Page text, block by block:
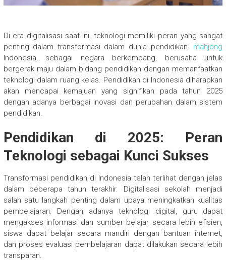
Di era digitalisasi saat ini, teknologi memiliki peran yang sangat
penting dalam transformasi dalam dunia pendidikan. mahjong
Indonesia, sebagai negara berkembang, berusaha untuk
bergerak maju dalam bidang pendidikan dengan memanfaatkan
teknologi dalam ruang kelas. Pendidikan di Indonesia diharapkan
akan mencapai kemajuan yang signifikan pada tahun 2025
dengan adanya berbagai inovasi dan perubahan dalam sistem
pendidikan.
Pendidikan di 2025: Peran
Teknologi sebagai Kunci Sukses
Transformasi pendidikan di Indonesia telah terlihat dengan jelas
dalam beberapa tahun terakhir. Digitalisasi sekolah menjadi
salah satu langkah penting dalam upaya meningkatkan kualitas
pembelajaran. Dengan adanya teknologi digital, guru dapat
mengakses informasi dan sumber belajar secara lebih efisien,
siswa dapat belajar secara mandiri dengan bantuan internet,
dan proses evaluasi pembelajaran dapat dilakukan secara lebih
transparan.